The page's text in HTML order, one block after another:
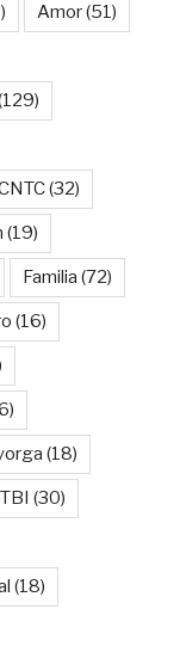
Amor(51)
(32)
(19)
Familia (72)
(16)
(18)
(30)
(18)